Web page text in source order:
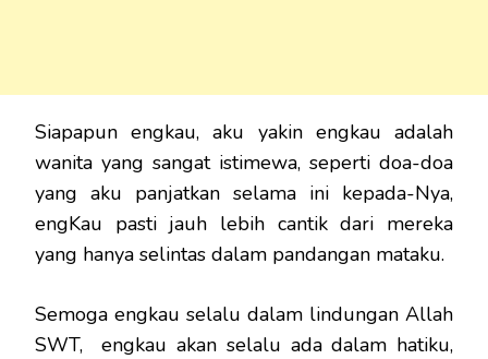
Siapapun engkau, aku yakin engkau adalah
wanita yang sangat istimewa, seperti doa-doa
yang aku panjatkan selama ini kepada-Nya,
engKau pasti jauh lebih cantik dari mereka
yang hanya selintas dalam pandangan mataku.
Semoga engkau selalu dalam lindungan Allah
SWT, engkau akan selalu ada dalam hatiku,